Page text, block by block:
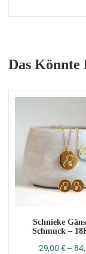
Das
Schnieke
Schmuck –
29,00 €–